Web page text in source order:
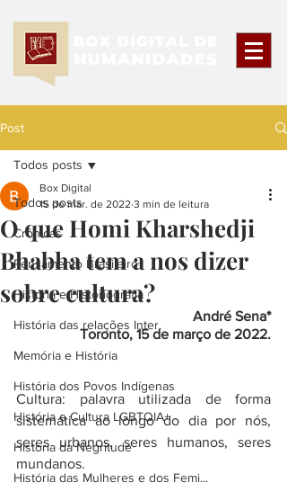
Post
Todos posts
Crônicas
Pensamento Brasileiro
História e Historiografia
História das relações Inter.
Memória e História
História dos Povos Indígenas
História e Cultura LGBTQIA+
Historia da Negritude
História das Mulheres e dos Femi...
Todos posts
O que Homi Kharshedji
Bhabha tem a nos dizer
sobre cultura?
Box Digital
15 de mar. de 2022 3 min de leitura
André Sena*
Toronto, 15 de março de 2022.
Cultura: palavra utilizada de forma
sistemática ao longo do dia por nós,
seres urbanos, seres humanos, seres
mundanos.